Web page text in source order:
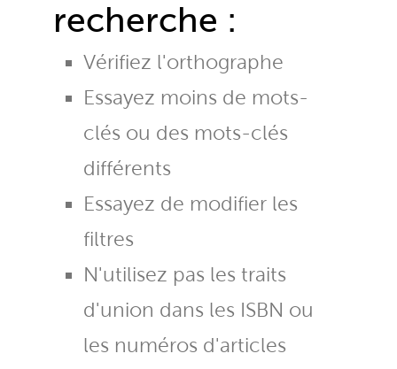
recherche :
Vérifiez l'orthographe
Essayez moins de mots-
clés ou des mots-clés
différents
Essayez de modifier les
filtres
N'utilisez pas les traits
d'union dans les ISBN ou
les numéros d'articles